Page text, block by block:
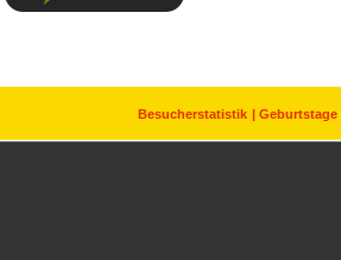
Besucherstatistik Geburtstage